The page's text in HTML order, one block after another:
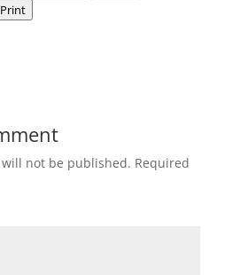
Print
not be published. Required